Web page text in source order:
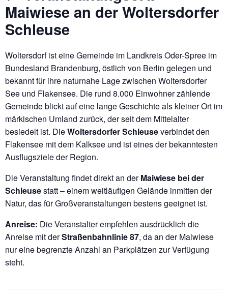
Maiwiese an der Woltersdorfer
Schleuse
Woltersdorf ist eine Gemeinde im Landkreis Oder-Spree im
Bundesland Brandenburg, östlich von Berlin gelegen und
bekannt für ihre naturnahe Lage zwischen Woltersdorfer
See und Flakensee. Die rund 8.000 Einwohner zählende
Gemeinde blickt auf eine lange Geschichte als kleiner Ort im
märkischen Umland zurück, der seit dem Mittelalter
besiedelt ist. DieWoltersdorfer Schleuseverbindet den
Flakensee mit dem Kalksee und ist eines der bekanntesten
Ausflugsziele der Region.
Die Veranstaltung findet direkt an derMaiwiese bei der
Schleusestatt – einem weitläufigen Gelände inmitten der
Natur, das für Großveranstaltungen bestens geeignet ist.
Anreise: Die Veranstalter empfehlen ausdrücklich die
Anreise mit derStraßenbahnlinie 87, da an der Maiwiese
nur eine begrenzte Anzahl an Parkplätzen zur Verfügung
steht.